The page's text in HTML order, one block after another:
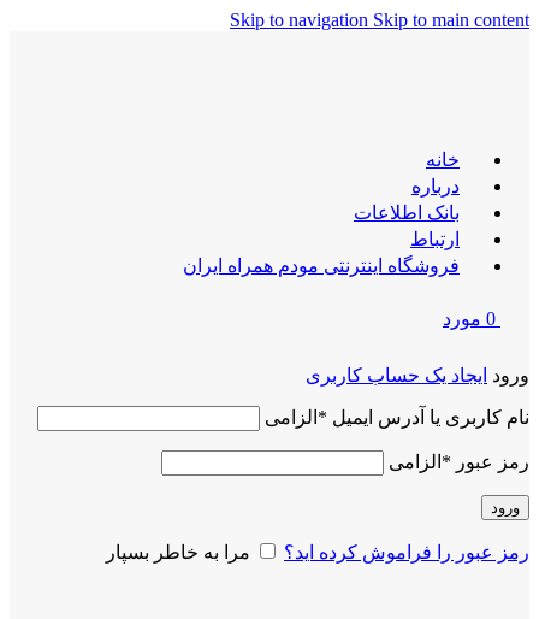
Skip to navigation Skip to main content
خانه
درباره
بانک اطلاعات
ارتباط
فروشگاه اینترنتی مودم همراه ایران
0 مورد
ورود ایجاد یک حساب کاربری
نام کاربری یا آدرس ایمیل * الزامی
رمز عبور * الزامی
ورود
رمز عبور را فراموش کرده اید؟ مرا به خاطر بسپار